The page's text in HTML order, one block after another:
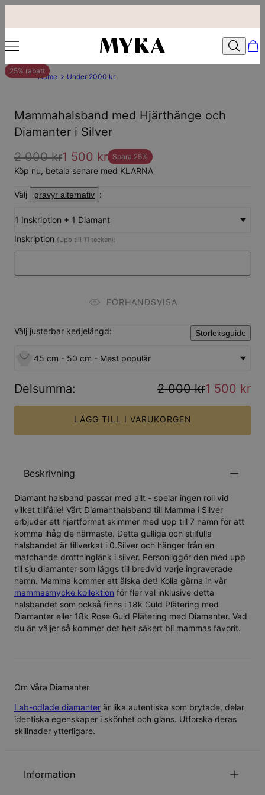
25% rabatt
Home Under 2000 kr
Mammahalsband med Hjärthänge och
Diamanter i Silver
2 000 kr1 500 kr Spara 25%
Köp nu, betala senare med KLARNA
Välj gravyr alternativ :
1 Inskription + 1 Diamant
Inskription (Upp till 11 tecken):
FÖRHANDSVISA
Välj justerbar kedjelängd: Storleksguide
45 cm - 50 cm - Mest populär
Delsumma: 2 000 kr1 500 kr
LÄGG TILL I VARUKORGEN
Beskrivning
Diamant halsband passar med allt - spelar ingen roll vid
vilket tillfälle! Vårt Diamanthalsband till Mamma i Silver
erbjuder ett hjärtformat skimmer med upp till 7 namn för att
komma ihåg de närmaste. Detta gulliga och stilfulla
halsbandet är tillverkat i 0.Silver och hänger från en
matchande drottninglänk i silver. Personliggör den med upp
till sju diamanter som läggs till bredvid varje ingraverade
namn. Mamma kommer att älska det! Kolla gärna in vår
mammasmycke kollektion för fler val inklusive detta
halsbandet som också finns i 18k Guld Plätering med
Diamanter eller 18k Rose Guld Plätering med Diamanter. Vad
du än väljer så kommer det helt säkert bli mammas favorit.
Om Våra Diamanter
Lab-odlade diamanter är lika autentiska som brytade, delar
identiska egenskaper i skönhet och glans. Utforska deras
skillnader ytterligare.
Information